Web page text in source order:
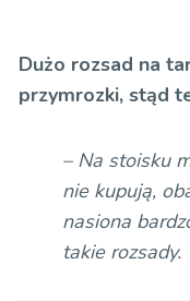
Dużo rozsad na
przymrozki, stąd
– Na stoisku
nie kupują,
nasiona
takie rozsady.